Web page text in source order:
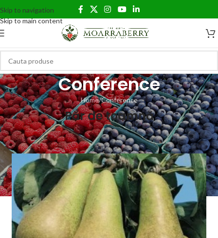
Skip to navigation
Skip to main content
Conference
Home Conference
Păr de toamnă